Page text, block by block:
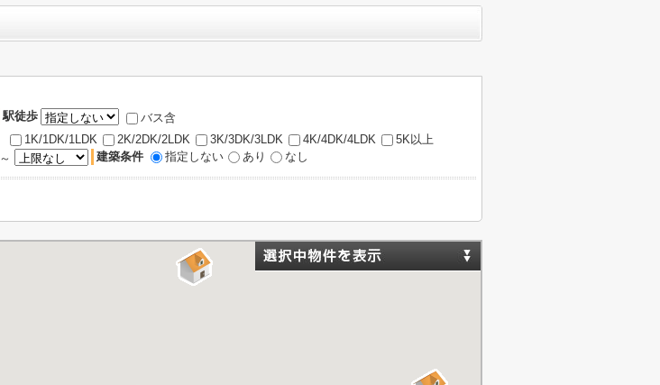
駅徒歩
バス含
1K/1DK/1LDK 2K/2DK/2LDK 3K/3DK/3LDK 4K/4DK/4LDK
5K以上
～ 建築条件 指定しない あり なし